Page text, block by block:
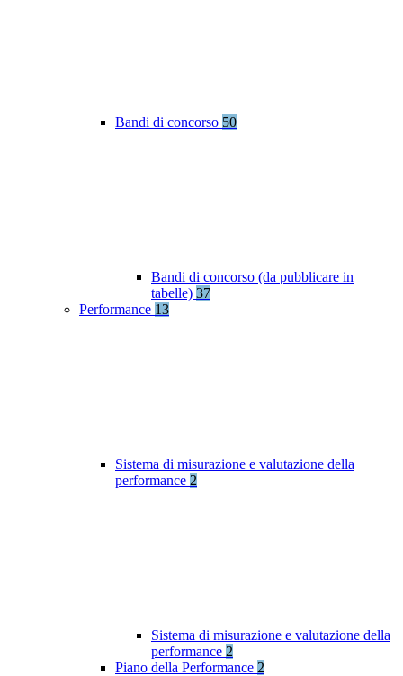
Bandi di concorso 50
Bandi di concorso (da pubblicare in
tabelle) 37
Performance 13
Sistema di misurazione e valutazione della
performance 2
Sistema di misurazione e valutazione della
performance 2
Piano della Performance 2